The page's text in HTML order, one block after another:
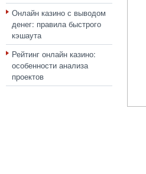
Онлайн казино с выводом
денег: правила быстрого
кэшаута
Рейтинг онлайн казино:
особенности анализа
проектов